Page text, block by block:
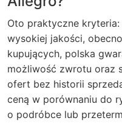
Oto praktyczne kryteria:
wysokiej jakości,
kupujących, polska
możliwość zwrotu oraz
ofert bez historii
ceną w porównaniu do
o podróbce lub